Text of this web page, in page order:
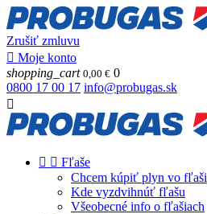
Zrušiť zmluvu
 Moje konto
shopping_cart 0,00 € 0
0800 17 00 17 info@probugas.sk

  Fľaše
Chcem kúpiť plyn vo fľaši
Kde vyzdvihnúť fľašu
Všeobecné info o fľašiach